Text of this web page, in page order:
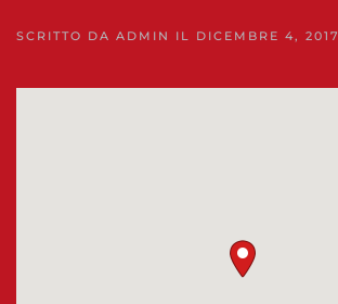
SCRITTO DA ADMIN IL DICEMBRE 4, 2017